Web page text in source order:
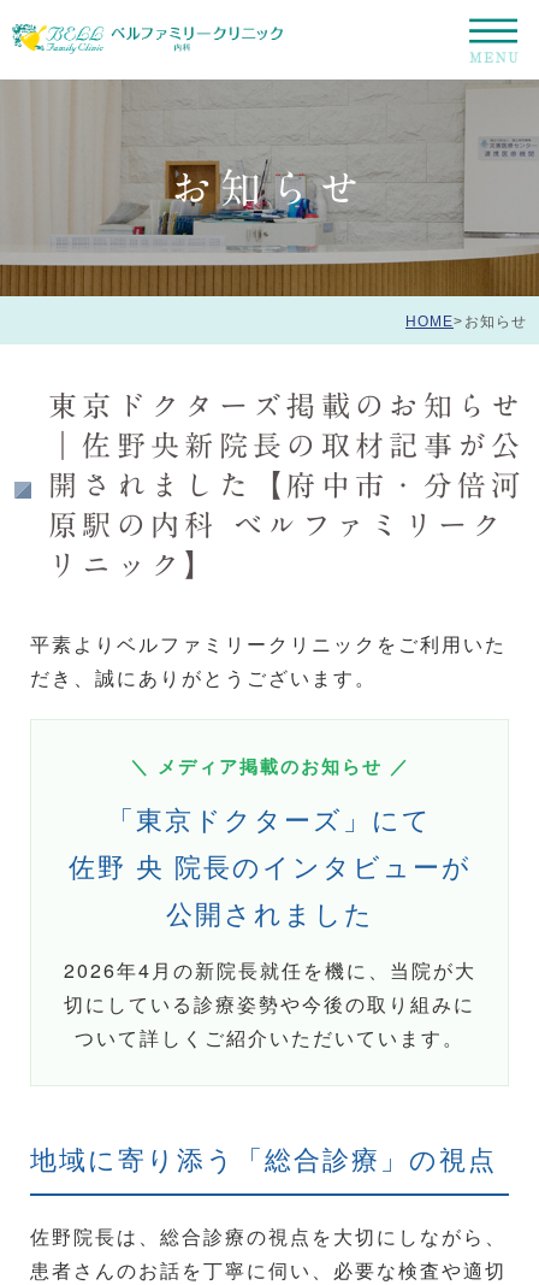
お知らせ
HOME> お知らせ
東京ドクターズ掲載のお知らせ
｜佐野央新院長の取材記事が公
開されました【府中市・分倍河
原駅の内科 ベルファミリーク
リニック】
平素よりベルファミリークリニックをご利用いた
だき、誠にありがとうございます。
＼ メディア掲載のお知らせ ／
「東京ドクターズ」にて
佐野 央 院長のインタビューが
公開されました
2026年4月の新院長就任を機に、当院が大
切にしている診療姿勢や今後の取り組みに
ついて詳しくご紹介いただいています。
地域に寄り添う「総合診療」の視点
佐野院長は、総合診療の視点を大切にしながら、
患者さんのお話を丁寧に伺い、必要な検査や適切